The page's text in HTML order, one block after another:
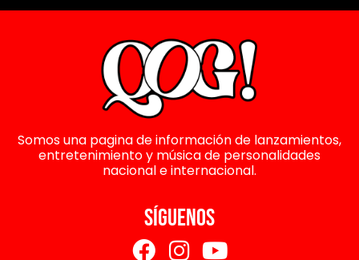
Somos una pagina de información de lanzamientos,
entretenimiento y música de personalidades
nacional e internacional.
SÍGUENOS